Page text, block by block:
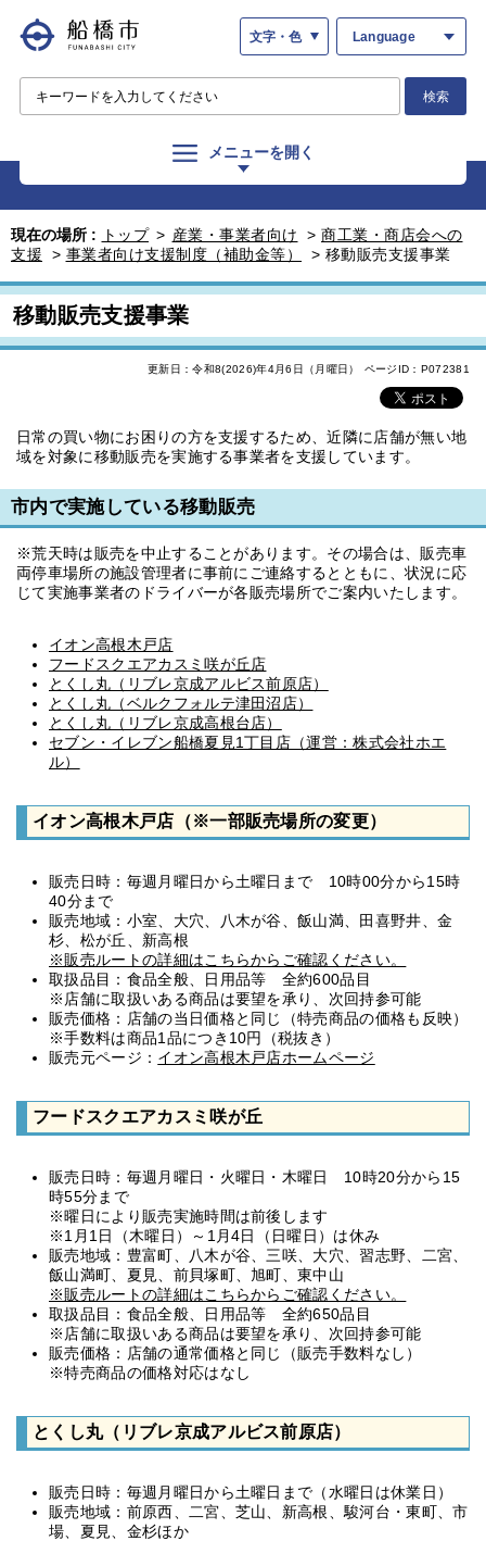
文字・色 Language
検索
メニューを開く
現在の場所 : トップ > 産業・事業者向け > 商工業・商店会への
支援
> 事業者向け支援制度（補助金等） > 移動販売支援事業
移動販売支援事業
更新日：令和8(2026)年4月6日（月曜日） ページID：P072381
日常の買い物にお困りの方を支援するため、近隣に店舗が無い地
域を対象に移動販売を実施する事業者を支援しています。
市内で実施している移動販売
※荒天時は販売を中止することがあります。その場合は、販売車
両停車場所の施設管理者に事前にご連絡するとともに、状況に応
じて実施事業者のドライバーが各販売場所でご案内いたします。
イオン高根木戸店
フードスクエアカスミ咲が丘店
とくし丸（リブレ京成アルビス前原店）
とくし丸（ベルクフォルテ津田沼店）
とくし丸（リブレ京成高根台店）
セブン・イレブン船橋夏見1丁目店（運営：株式会社ホエ
ル）
イオン高根木戸店（※一部販売場所の変更）
販売日時：毎週月曜日から土曜日まで 10時00分から15時
40分まで
販売地域：小室、大穴、八木が谷、飯山満、田喜野井、金
杉、松が丘、新高根
※販売ルートの詳細はこちらからご確認ください。
取扱品目：食品全般、日用品等 全約600品目
※店舗に取扱いある商品は要望を承り、次回持参可能
販売価格：店舗の当日価格と同じ（特売商品の価格も反映）
※手数料は商品1品につき10円（税抜き）
販売元ページ： イオン高根木戸店ホームページ
フードスクエアカスミ咲が丘
販売日時：毎週月曜日・火曜日・木曜日 10時20分から15
時55分まで
※曜日により販売実施時間は前後します
※1月1日（木曜日）～1月4日（日曜日）は休み
販売地域：豊富町、八木が谷、三咲、大穴、習志野、二宮、
飯山満町、夏見、前貝塚町、旭町、東中山
※販売ルートの詳細はこちらからご確認ください。
取扱品目：食品全般、日用品等 全約650品目
※店舗に取扱いある商品は要望を承り、次回持参可能
販売価格：店舗の通常価格と同じ（販売手数料なし）
※特売商品の価格対応はなし
とくし丸（リブレ京成アルビス前原店）
販売日時：毎週月曜日から土曜日まで（水曜日は休業日）
販売地域：前原西、二宮、芝山、新高根、駿河台・東町、市
場、夏見、金杉ほか